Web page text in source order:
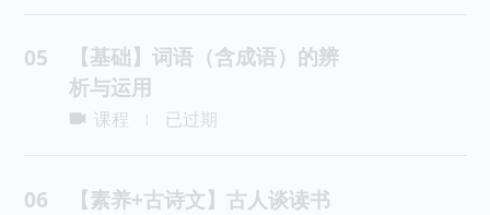
05
【基础】词语（含成语）的辨
析与运用
课程 已过期
06 【素养+古诗文】古人谈读书